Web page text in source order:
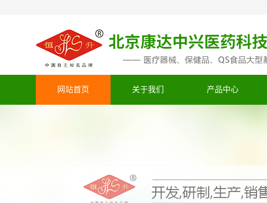
网站首页 关于我们 产品中心